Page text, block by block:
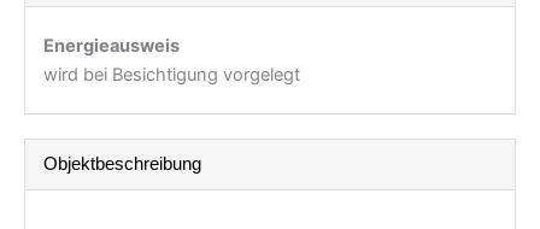
Energieausweis
wird bei Besichtigung vorgelegt
Objekt­beschreibung